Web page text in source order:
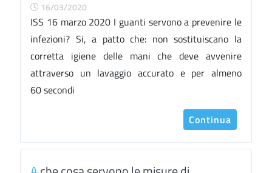
16/03/2020
ISS 16 marzo 2020 I guanti servono a prevenire le
infezioni? Si, a patto che: non sostituiscano la
corretta igiene delle mani che deve avvenire
attraverso un lavaggio accurato e per almeno
60 secondi
Continua